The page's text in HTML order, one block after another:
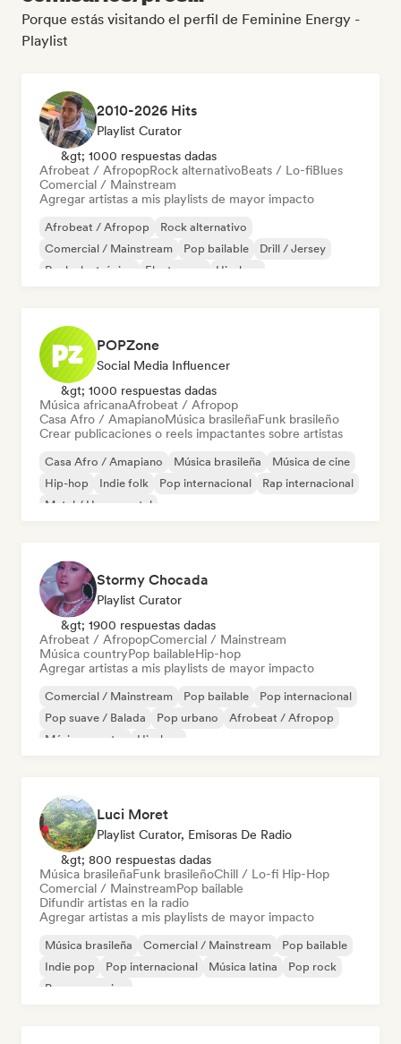
Porque estás visitando el perfil de Feminine Energy -
Playlist
2010-2026 Hits
Playlist Curator
&gt; 1000 respuestas dadas
Afrobeat / AfropopRock alternativoBeats / Lo-fiBlues
Comercial / Mainstream
Agregar artistas a mis playlists de mayor impacto
Afrobeat / Afropop
Rock alternativo
Comercial / Mainstream
Pop bailable
Drill / Jersey
Rock electrónico
Electropop Hip-hop
POPZone
Social Media Influencer
&gt; 1000 respuestas dadas
Música africanaAfrobeat / Afropop
Casa Afro / AmapianoMúsica brasileñaFunk brasileño
Crear publicaciones o reels impactantes sobre artistas
Casa Afro / Amapiano Música brasileña
Música de cine
Hip-hop
Indie folk Pop internacional
Rap internacional
Metal / Heavy metal
Stormy Chocada
Playlist Curator
&gt; 1900 respuestas dadas
Afrobeat / AfropopComercial / Mainstream
Música countryPop bailableHip-hop
Agregar artistas a mis playlists de mayor impacto
Comercial / Mainstream Pop bailable
Pop internacional
Pop suave / Balada
Pop urbano
Afrobeat / Afropop
Música country
Hip-hop
Luci Moret
Playlist Curator, Emisoras De Radio
&gt; 800 respuestas dadas
Música brasileñaFunk brasileñoChill / Lo-fi Hip-Hop
Comercial / MainstreamPop bailable
Difundir artistas en la radio
Agregar artistas a mis playlists de mayor impacto
Música brasileña Comercial / Mainstream
Pop bailable
Indie pop
Pop internacional Música latina
Pop rock
Pop progresivo